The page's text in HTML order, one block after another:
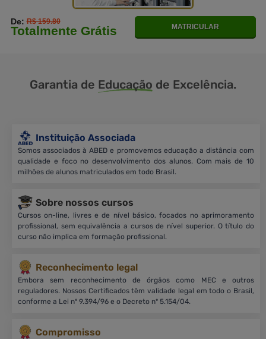
De:R$ 159.80
Totalmente Grátis MATRICULAR
Garantia de Educação de Excelência.
Instituição Associada
Somos associados à ABED e promovemos educação a distância com
qualidade e foco no desenvolvimento dos alunos. Com mais de 10
milhões de alunos matriculados em todo Brasil.
Sobre nossos cursos
Cursos on-line, livres e de nível básico, focados no aprimoramento
profissional, sem equivalência a cursos de nível superior. O título do
curso não implica em formação profissional.
Reconhecimento legal
Embora sem reconhecimento de órgãos como MEC e outros
reguladores. Nossos Certificados têm validade legal em todo o Brasil,
conforme a Lei nº 9.394/96 e o Decreto nº 5.154/04.
Compromisso